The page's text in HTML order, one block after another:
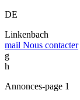
DE
Linkenbach
mail Nous contacter
g
h
Annonces-page 1